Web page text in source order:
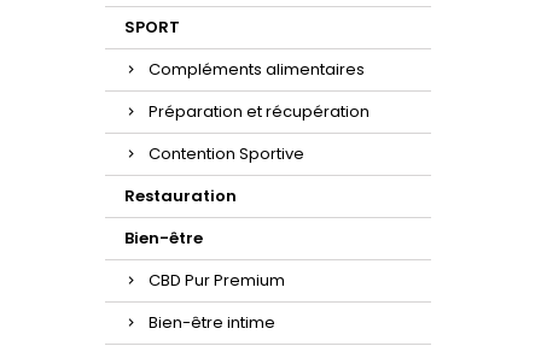
SPORT
Compléments alimentaires
Préparation et récupération
Contention Sportive
Restauration
Bien-être
CBD Pur Premium
Bien-être intime